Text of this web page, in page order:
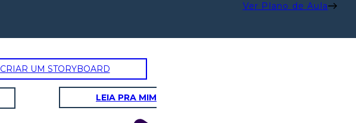
Ver Plano de Aula
CRIAR UM STORYBOARD
LEIA PRA MIM